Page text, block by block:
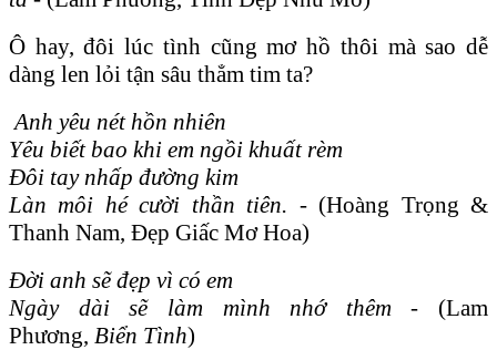
Ô hay, đôi lúc tình cũng mơ hồ thôi mà sao dễ
dàng len lỏi tận sâu thẳm tim ta?
Anh yêu nét hồn nhiên
Yêu biết bao khi em ngồi khuất rèm
Đôi tay nhấp đường kim
Làn môi hé cười thần tiên. - (Hoàng Trọng &
Thanh Nam, Đẹp Giấc Mơ Hoa)
Đời anh sẽ đẹp vì có em
Ngày dài sẽ làm mình nhớ thêm - (Lam
Phương, Biển Tình)